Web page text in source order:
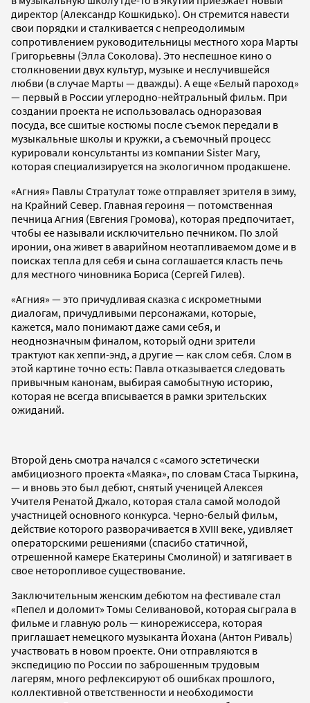
директор (Александр Кошкидько). Он стремится навести
свои порядки и сталкивается с непреодолимым
сопротивлением руководительницы местного хора Марты
Григорьевны (Элла Соколова). Это неспешное кино о
столкновении двух культур, музыке и неслучившейся
любви (в случае Марты — дважды). А еще «Белый пароход»
— первый в России углеродно-нейтральный фильм. При
создании проекта не использовалась одноразовая
посуда, все сшитые костюмы после съемок передали в
музыкальные школы и кружки, а съемочный процесс
курировали консультанты из компании Sister Mary,
которая специализируется на экологичном продакшене.
«Агния» Павлы Стратулат тоже отправляет зрителя в зиму,
на Крайний Север. Главная героиня — потомственная
печница Агния (Евгения Громова), которая предпочитает,
чтобы ее называли исключительно печником. По злой
иронии, она живет в аварийном неотапливаемом доме и в
поисках тепла для себя и сына соглашается класть печь
для местного чиновника Бориса (Сергей Гилев).
«Агния» — это причудливая сказка с искрометными
диалогам, причудливыми персонажами, которые,
кажется, мало понимают даже сами себя, и
неоднозначным финалом, который одни зрители
трактуют как хеппи-энд, а другие — как слом себя. Слом в
этой картине точно есть: Павла отказывается следовать
привычным канонам, выбирая самобытную историю,
которая не всегда вписывается в рамки зрительских
ожиданий.
Второй день смотра начался с «самого эстетически
амбициозного проекта «Маяка», по словам Стаса Тыркина,
— и вновь это был дебют, снятый ученицей Алексея
Учителя Ренатой Джало, которая стала самой молодой
участницей основного конкурса. Черно-белый фильм,
действие которого разворачивается в XVIII веке, удивляет
операторскими решениями (спасибо статичной,
отрешенной камере Екатерины Смолиной) и затягивает в
свое неторопливое существование.
Заключительным женским дебютом на фестивале стал
«Пепел и доломит» Томы Селивановой, которая сыграла в
фильме и главную роль — кинорежиссера, которая
приглашает немецкого музыканта Йохана (Антон Риваль)
участвовать в новом проекте. Они отправляются в
экспедицию по России по заброшенным трудовым
лагерям, много рефлексируют об ошибках прошлого,
коллективной ответственности и необходимости